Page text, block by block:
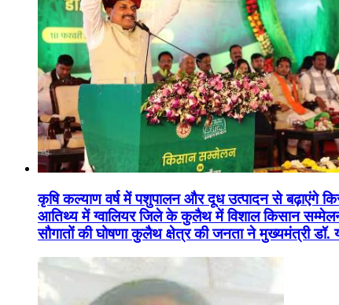
कृषि कल्याण वर्ष में पशुपालन और दूध उत्पादन से बढ़ाएंगे
आतिथ्य में ग्वालियर जिले के कुलैथ में विशाल किसान
सौगातों की घोषणा कुलैथ क्षेत्र की जनता ने मुख्यमंत्री डॉ.